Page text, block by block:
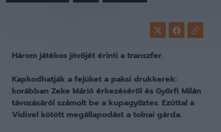
Három játékos jövőjét érinti a transzfer.
Kapkodhatják a fejüket a paksi drukkerek:
korábban Zeke Márió érkezéséről és Győrfi Milán
távozásáról számolt be a kupagyőztes. Ezúttal a
Vidivel kötött megállapodást a tolnai gárda.